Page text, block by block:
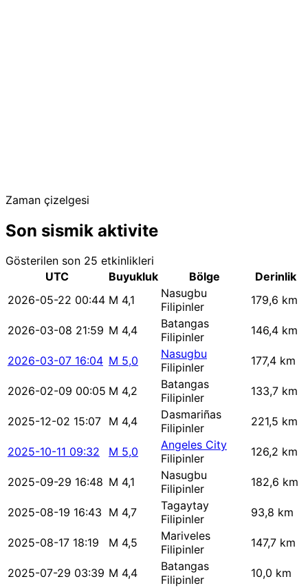
Zaman çizelgesi
Son sismik aktivite
Gösterilen son 25 etkinlikleri
UTC
Buyukluk Bölge
Derinlik
2026-05-22 00:44 M 4,1
Nasugbu
Filipinler
179,6 km
2026-03-08 21:59 M 4,4
Batangas
Filipinler
146,4 km
2026-03-07 16:04 M 5,0
Nasugbu
Filipinler
177,4 km
2026-02-09 00:05 M 4,2
Batangas
Filipinler
133,7 km
2025-12-02 15:07 M 4,4
Dasmariñas
Filipinler
221,5 km
2025-10-11 09:32 M 5,0
Angeles City
Filipinler
126,2 km
2025-09-29 16:48 M 4,1
Nasugbu
Filipinler
182,6 km
2025-08-19 16:43 M 4,7
Tagaytay
Filipinler
93,8 km
2025-08-17 18:19 M 4,5
Mariveles
Filipinler
147,7 km
2025-07-29 03:39 M 4,4
Batangas
Filipinler
10,0 km